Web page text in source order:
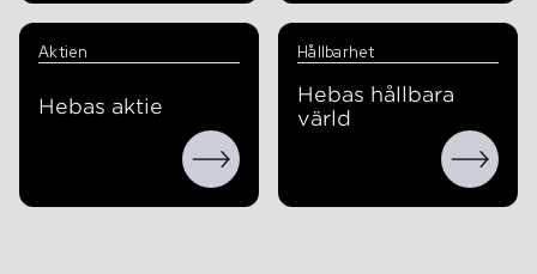
Aktien
Hebas aktie
Hållbarhet
Hebas hållbara
värld